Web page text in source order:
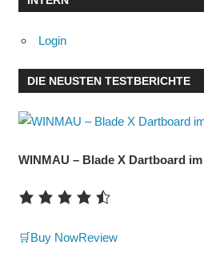
Login
DIE NEUSTEN TESTBERICHTE
WINMAU – Blade X Dartboard im
🛒Buy NowReview